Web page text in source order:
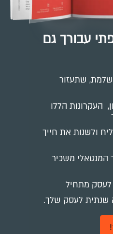
עבורך גם
שתעזור
העקרונות הללו
ולשנות את חייך
המנטאלי משכיר
לעסק מתחיל
שנתית לעסק שלך.